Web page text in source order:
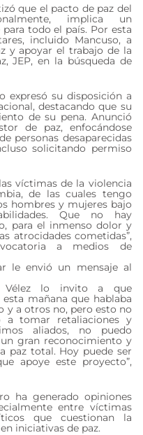
que el pacto de paz del
implica un
todo el país. Por esta
incluido Mancuso, a
y apoyar el trabajo de la
JEP, en la búsqueda de
expresó su disposición a
destacando que su
de su pena. Anunció
de paz, enfocándose
personas desaparecidas
solicitando permiso
víctimas de la violencia
de las cuales tengo
hombres y mujeres bajo
Que no hay
para el inmenso dolor y
atrocidades cometidas”,
a medios de
le envió un mensaje al
Vélez lo invito a que
mañana que hablaba
y a otros no, pero esto no
a tomar retaliaciones y
aliados, no puedo
gran reconocimiento y
paz total. Hoy puede ser
apoye este proyecto”,
ha generado opiniones
entre víctimas
que cuestionan la
iniciativas de paz.